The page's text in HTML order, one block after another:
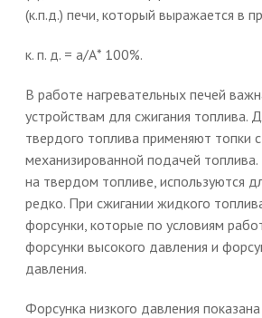
(к.п.д.) печи, который выражается в
к. п. д. = а/А* 100%.
В работе нагревательных печей
устройствам для сжигания топлива.
твердого топлива применяют топки с
механизированной подачей
на твердом топливе, используются
редко. При сжигании жидкого
форсунки, которые по условиям
форсунки высокого давления и
давления.
Форсунка низкого давления